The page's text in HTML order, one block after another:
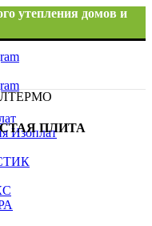
утепления домов и
ИзоплатПЛИТА